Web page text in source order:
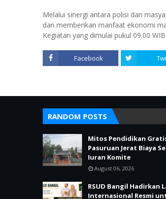
Melalui sinergi antara polisi dan
dan memberikan manfaat ekonomi
Kegiatan yang dimulai pukul 09.00
Facebook
RANDOM POSTS
Mitos Pendidikan
Pasuruan Jerat Biaya
Iuran Komite
August 06, 2026
RSUD Bangil Hadirkan
Internasional Resmi